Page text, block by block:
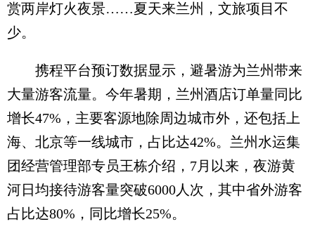
赏两岸灯火夜景……夏天来兰州，文旅项目不
少。
携程平台预订数据显示，避暑游为兰州带来
大量游客流量。今年暑期，兰州酒店订单量同比
增长47%，主要客源地除周边城市外，还包括上
海、北京等一线城市，占比达42%。兰州水运集
团经营管理部专员王栋介绍，7月以来，夜游黄
河日均接待游客量突破6000人次，其中省外游客
占比达80%，同比增长25%。